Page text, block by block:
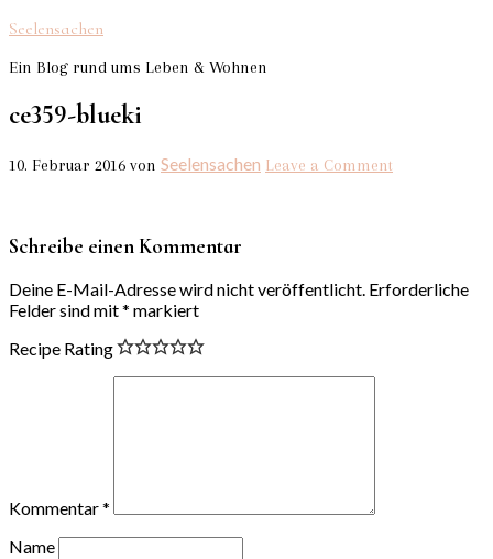
Seelensachen
Ein Blog rund ums Leben & Wohnen
ce359-blueki
10. Februar 2016 von Seelensachen Leave a Comment
Schreibe einen Kommentar
Deine E-Mail-Adresse wird nicht veröffentlicht. Erforderliche
Felder sind mit* markiert
Recipe Rating
Kommentar*
Name